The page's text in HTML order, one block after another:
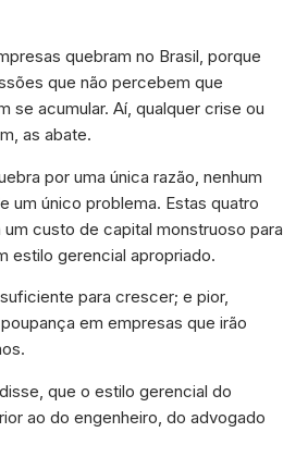
quebram no Brasil, porque
que não percebem que
se acumular. Aí, qualquer crise ou
as abate.
por uma única razão, nenhum
um único problema. Estas quatro
custo de capital monstruoso para
estilo gerencial apropriado.
para crescer; e pior,
em empresas que irão
que o estilo gerencial do
ao do engenheiro, do advogado